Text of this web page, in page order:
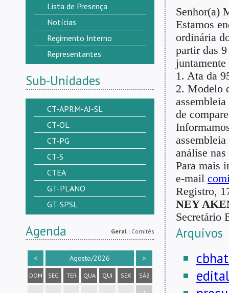
Lista de Presença
Notícias
Regimento Interno
Representantes
Sub-Unidades
CT-APRM-AJ-SL
CT-OL
CT-PG
CT-S
CTEA
GT-PLANO
GT-SPSL
Agenda Geral | Comitês
< Agosto/2026 >
DOM SEG TER QUA QUI SEX SÁB
Senhor(a)
Estamos
ordinária
partir das
1. Ata da
2. Modelo
de
análise
Para mais
e-mail
Registro,
NEY
Secretário
Arquivos